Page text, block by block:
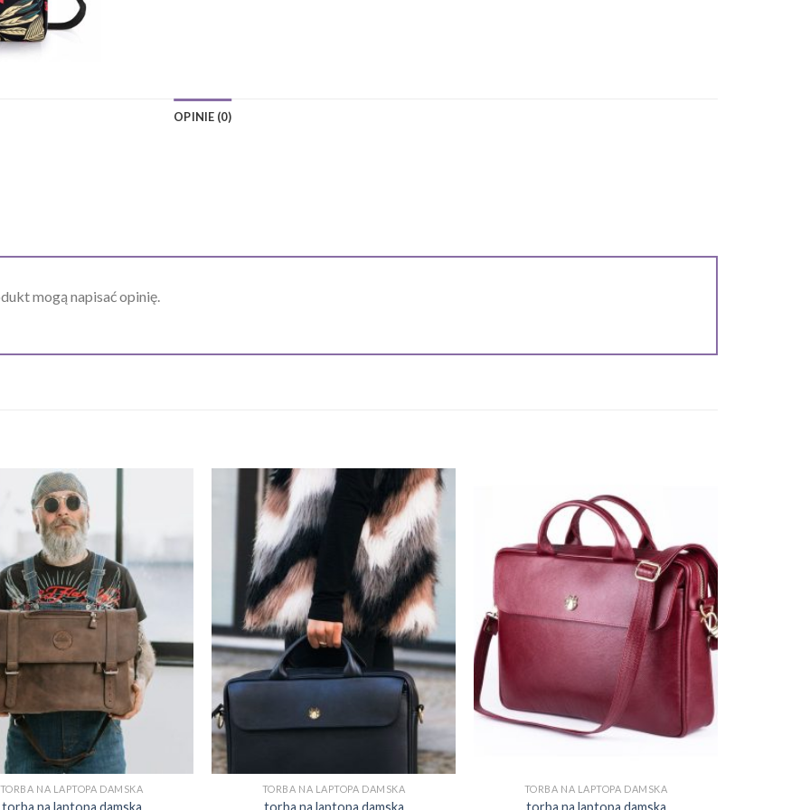
OPINIE (0)
mogą napisać opinię.
TORBA NA LAPTOPA DAMSKA
torba na laptopa damska
TORBA NA LAPTOPA DAMSKA
torba na laptopa damska
TORBA NA LAPTOPA DAMSKA
torba na laptopa damska